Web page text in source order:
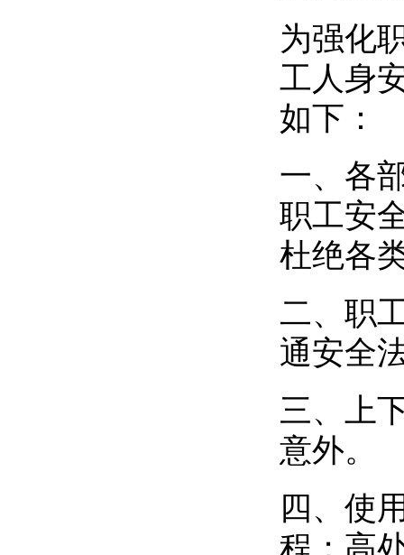
为强化
工人身
如下：
一、各
职工安
杜绝各
二、职
通安全
三、上
意外。
四、使
程；高